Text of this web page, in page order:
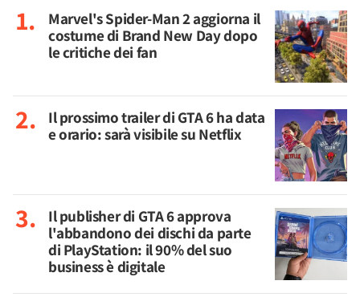
Marvel's Spider-Man 2 aggiorna il
costume di Brand New Day dopo
le critiche dei fan
Il prossimo trailer di GTA 6 ha data
e orario: sarà visibile su Netflix
Il publisher di GTA 6 approva
l'abbandono dei dischi da parte
di PlayStation: il 90% del suo
business è digitale